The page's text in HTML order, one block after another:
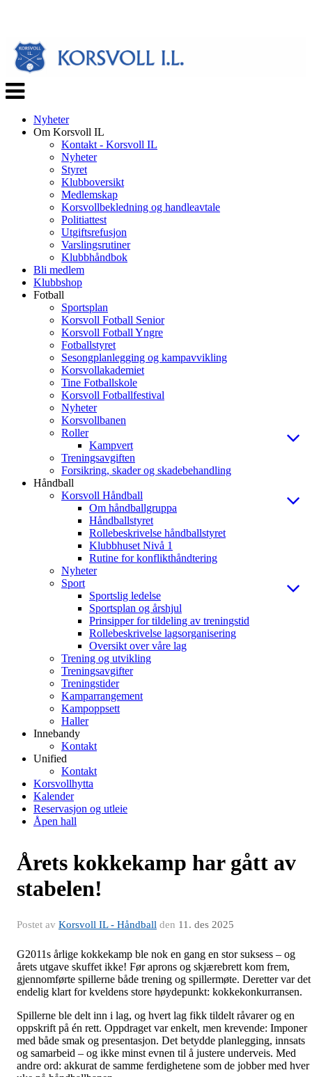
Veksle
navigasjon
Nyheter
Om Korsvoll IL
Kontakt - Korsvoll IL
Nyheter
Styret
Klubboversikt
Medlemskap
Korsvollbekledning og handleavtale
Politiattest
Utgiftsrefusjon
Varslingsrutiner
Klubbhåndbok
Bli medlem
Klubbshop
Fotball
Sportsplan
Korsvoll Fotball Senior
Korsvoll Fotball Yngre
Fotballstyret
Sesongplanlegging og kampavvikling
Korsvollakademiet
Tine Fotballskole
Korsvoll Fotballfestival
Nyheter
Korsvollbanen
Roller
Kampvert
Treningsavgiften
Forsikring, skader og skadebehandling
Håndball
Korsvoll Håndball
Om håndballgruppa
Håndballstyret
Rollebeskrivelse håndballstyret
Klubbhuset Nivå 1
Rutine for konflikthåndtering
Nyheter
Sport
Sportslig ledelse
Sportsplan og årshjul
Prinsipper for tildeling av treningstid
Rollebeskrivelse lagsorganisering
Oversikt over våre lag
Trening og utvikling
Treningsavgifter
Treningstider
Kamparrangement
Kampoppsett
Haller
Innebandy
Kontakt
Unified
Kontakt
Korsvollhytta
Kalender
Reservasjon og utleie
Åpen hall
Årets kokkekamp har gått av
stabelen!
Postet av Korsvoll IL - Håndball den 11. des 2025
G2011s årlige kokkekamp ble nok en gang en stor suksess – og
årets utgave skuffet ikke! Før aprons og skjærebrett kom frem,
gjennomførte spillerne både trening og spillermøte. Deretter var det
endelig klart for kveldens store høydepunkt: kokkekonkurransen.
Spillerne ble delt inn i lag, og hvert lag fikk tildelt råvarer og en
oppskrift på én rett. Oppdraget var enkelt, men krevende: Imponer
med både smak og presentasjon. Det betydde planlegging, innsats
og samarbeid – og ikke minst evnen til å justere underveis. Med
andre ord: akkurat de samme ferdighetene som de jobber med hver